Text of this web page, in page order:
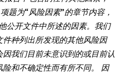
题为“风险因素”的章节内容，
公开文件中所述的因素。我们
种列出所发现的其他风险因
我们目前未意识到的或目前认
和不确定性而有所不同。 因